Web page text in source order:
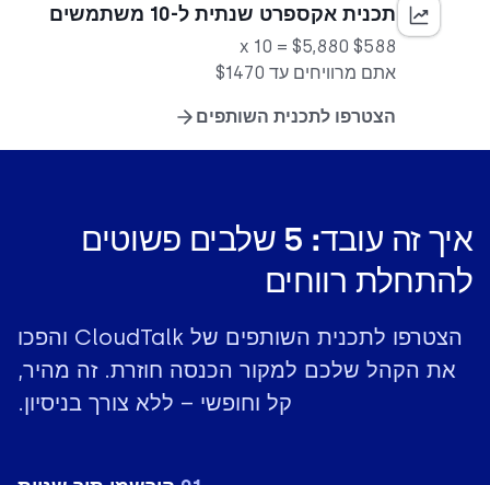
תכנית אקספרט שנתית ל-10 משתמשים
$588 x 10 = $5,880
אתם מרוויחים עד $1470
הצטרפו לתכנית השותפים
איך זה עובד: 5 שלבים פשוטים
להתחלת רווחים
הצטרפו לתכנית השותפים של CloudTalk והפכו
את הקהל שלכם למקור הכנסה חוזרת. זה מהיר,
קל וחופשי – ללא צורך בניסיון.